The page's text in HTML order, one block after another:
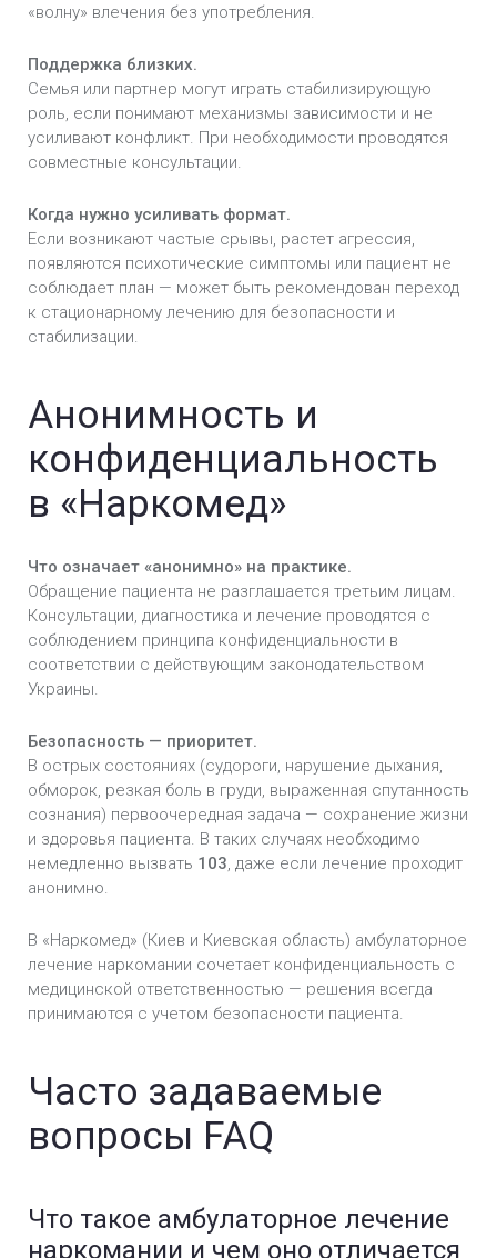
«волну» влечения без употребления.
Поддержка близких.
Семья или партнер могут играть стабилизирующую
роль, если понимают механизмы зависимости и не
усиливают конфликт. При необходимости проводятся
совместные консультации.
Когда нужно усиливать формат.
Если возникают частые срывы, растет агрессия,
появляются психотические симптомы или пациент не
соблюдает план — может быть рекомендован переход
к стационарному лечению для безопасности и
стабилизации.
Анонимность и
конфиденциальность
в «Наркомед»
Что означает «анонимно» на практике.
Обращение пациента не разглашается третьим лицам.
Консультации, диагностика и лечение проводятся с
соблюдением принципа конфиденциальности в
соответствии с действующим законодательством
Украины.
Безопасность — приоритет.
В острых состояниях (судороги, нарушение дыхания,
обморок, резкая боль в груди, выраженная спутанность
сознания) первоочередная задача — сохранение жизни
и здоровья пациента. В таких случаях необходимо
немедленно вызвать 103, даже если лечение проходит
анонимно.
В «Наркомед» (Киев и Киевская область) амбулаторное
лечение наркомании сочетает конфиденциальность с
медицинской ответственностью — решения всегда
принимаются с учетом безопасности пациента.
Часто задаваемые
вопросы FAQ
Что такое амбулаторное лечение
наркомании и чем оно отличается